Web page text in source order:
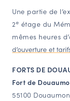
Une partie de
2e étage du
mêmes heures
d’ouverture et
FORTS DE
Fort de
55100